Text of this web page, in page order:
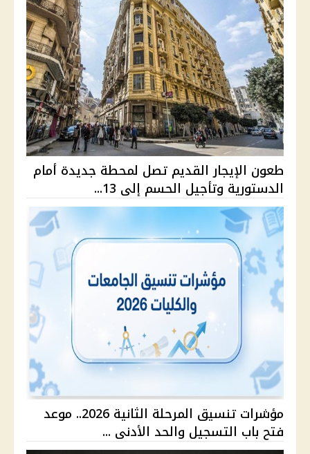
طعون الإيجار القديم تصل لمحطة جديدة أمام
الدستورية وتأجيل الحسم إلى 13...
مؤشرات تنسيق المرحلة الثانية 2026.. موعد
فتح باب التسجيل والحد الأدنى ...